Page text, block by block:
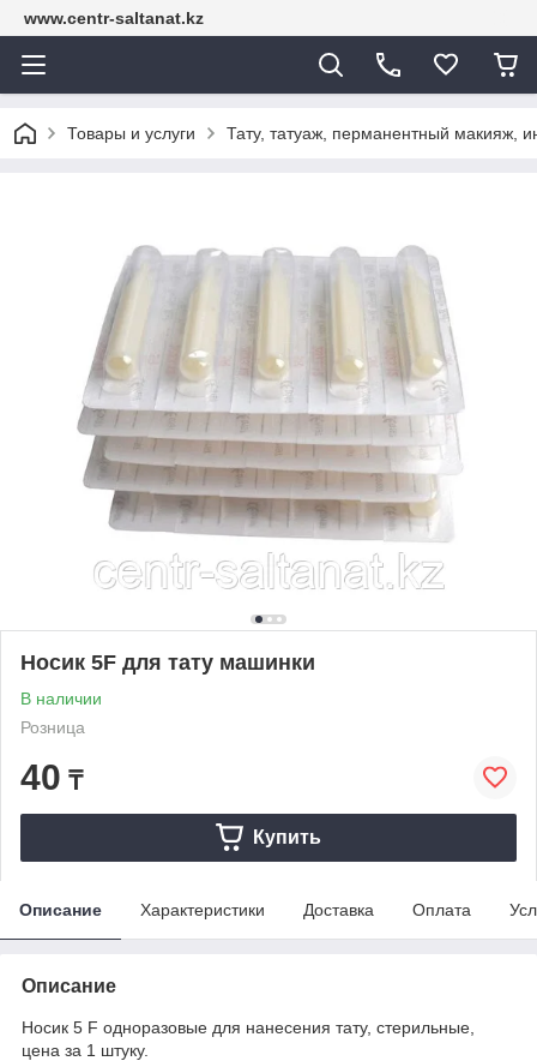
www.centr-saltanat.kz
Товары и услуги Тату, татуаж, перманентный макияж,
Носик 5F для тату машинки
В наличии
Розница
40 ₸
Купить
Описание Характеристики Доставка Оплата
Описание
Носик 5 F одноразовые для нанесения тату, стерильные,
цена за 1 штуку.